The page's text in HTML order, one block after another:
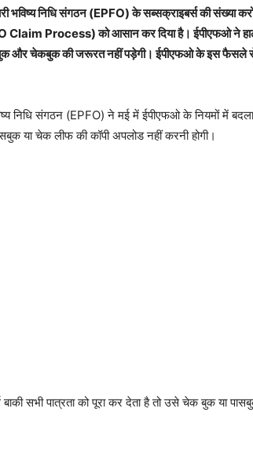
निधि संगठन (EPFO) के सब्सक्राइबर्स की संख्या
Claim Process) को आसान कर दिया है। ईपीएफओ ने
और चेकबुक की जरूरत नहीं पड़ेगी। ईपीएफओ के इस फैसले से
निधि संगठन (EPFO) ने मई में ईपीएफओ के नियमों में
या चेक लीफ की कॉपी अपलोड नहीं करनी होगी।
सभी पात्रता को पूरा कर देता है तो उसे चेक बुक या